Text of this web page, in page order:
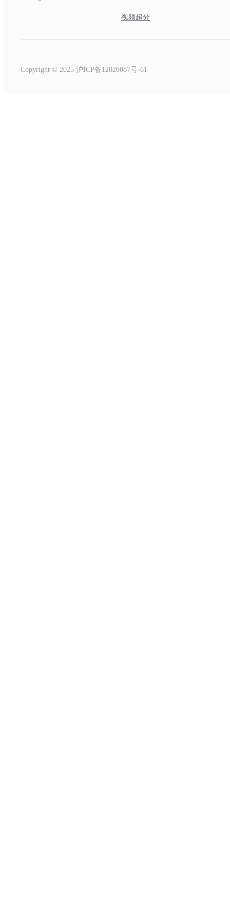
视频超分
Copyright © 2025 沪ICP备12020087号-61